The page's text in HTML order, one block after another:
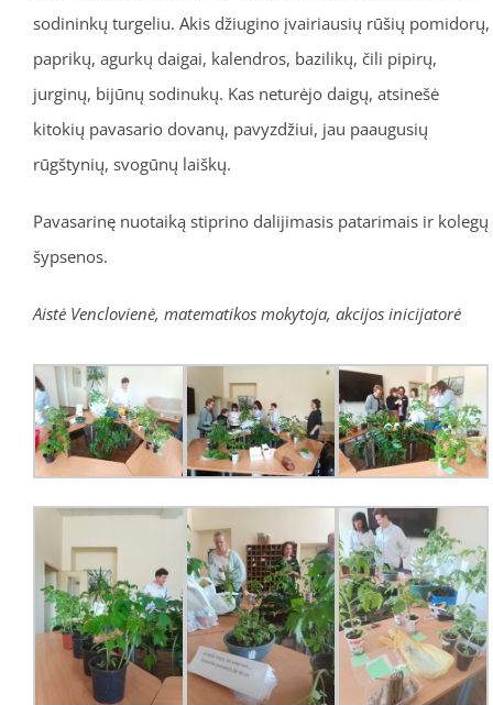
sodininkų turgeliu. Akis džiugino įvairiausių rūšių pomidorų,
paprikų, agurkų daigai, kalendros, bazilikų, čili pipirų,
jurginų, bijūnų sodinukų. Kas neturėjo daigų, atsinešė
kitokių pavasario dovanų, pavyzdžiui, jau paaugusių
rūgštynių, svogūnų laiškų.
Pavasarinę nuotaiką stiprino dalijimasis patarimais ir kolegų
šypsenos.
Aistė Venclovienė, matematikos mokytoja, akcijos inicijatorė